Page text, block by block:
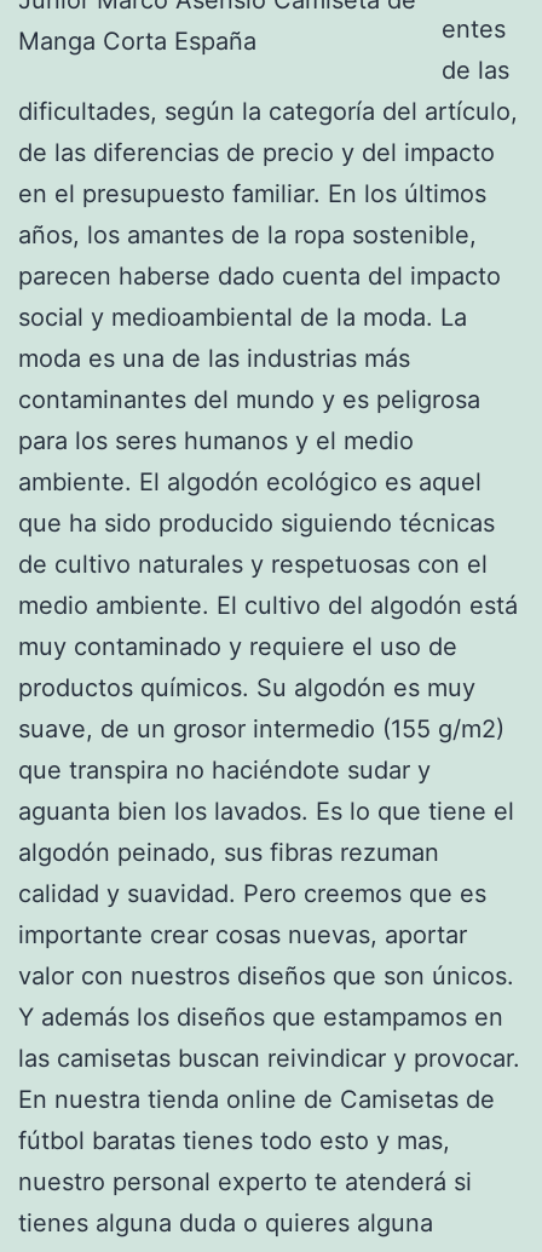
entes
de las
dificultades, según la categoría del artículo,
de las diferencias de precio y del impacto
en el presupuesto familiar. En los últimos
años, los amantes de la ropa sostenible,
parecen haberse dado cuenta del impacto
social y medioambiental de la moda. La
moda es una de las industrias más
contaminantes del mundo y es peligrosa
para los seres humanos y el medio
ambiente. El algodón ecológico es aquel
que ha sido producido siguiendo técnicas
de cultivo naturales y respetuosas con el
medio ambiente. El cultivo del algodón está
muy contaminado y requiere el uso de
productos químicos. Su algodón es muy
suave, de un grosor intermedio (155 g/m2)
que transpira no haciéndote sudar y
aguanta bien los lavados. Es lo que tiene el
algodón peinado, sus fibras rezuman
calidad y suavidad. Pero creemos que es
importante crear cosas nuevas, aportar
valor con nuestros diseños que son únicos.
Y además los diseños que estampamos en
las camisetas buscan reivindicar y provocar.
En nuestra tienda online de Camisetas de
fútbol baratas tienes todo esto y mas,
nuestro personal experto te atenderá si
tienes alguna duda o quieres alguna